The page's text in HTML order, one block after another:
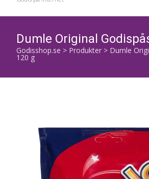
Dumle Original
Godisshop.se > Produkter > Dumle
120 g